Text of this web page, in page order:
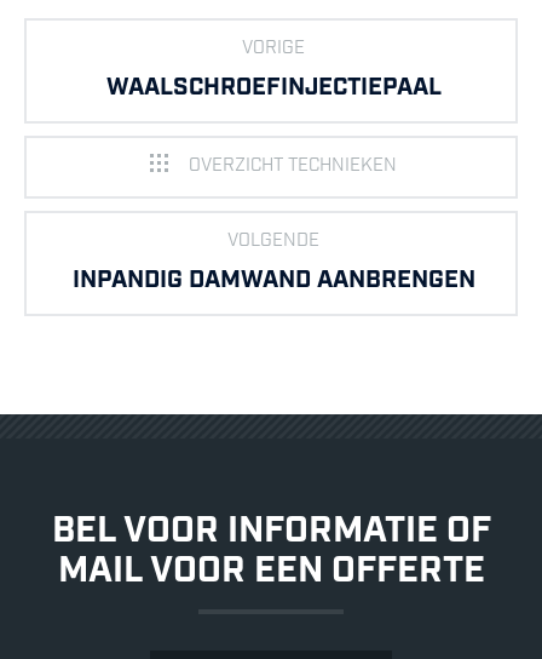
VORIGE
WAALSCHROEFINJECTIEPAAL
OVERZICHT TECHNIEKEN
VOLGENDE
INPANDIG DAMWAND AANBRENGEN
BEL VOOR INFORMATIE OF
MAIL VOOR EEN OFFERTE